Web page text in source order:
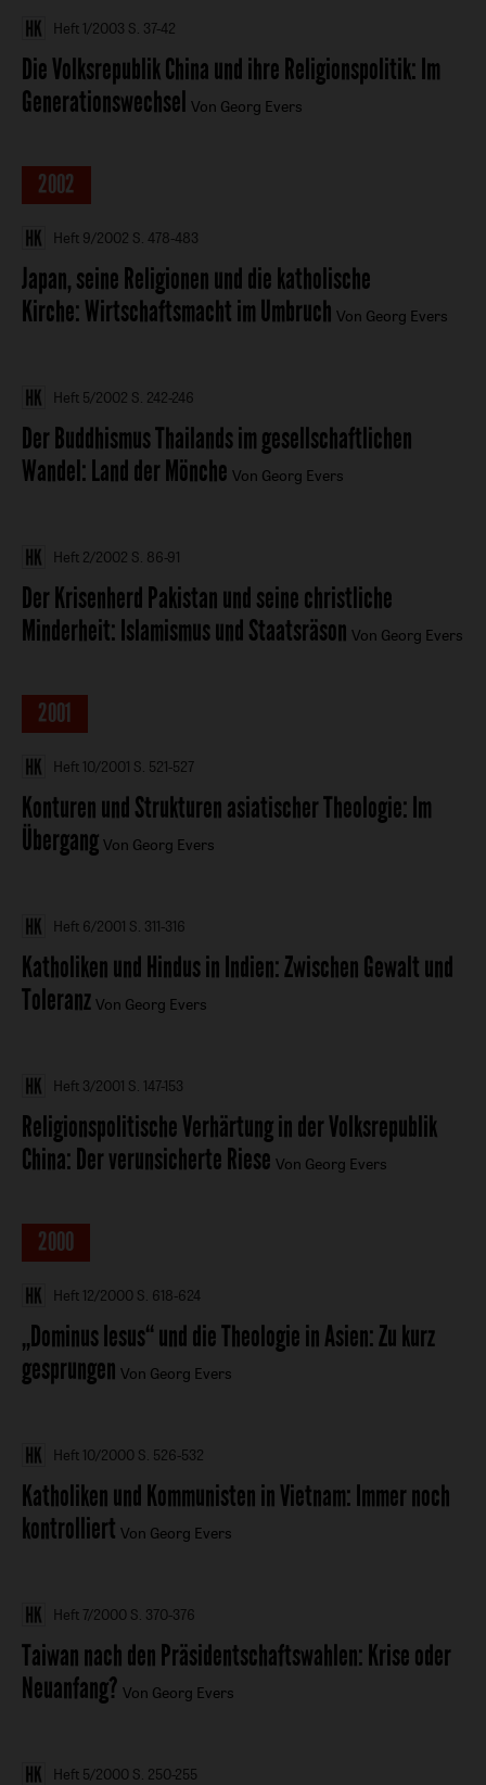
Heft 1/2003 S. 37-42
Die Volksrepublik China und ihre Religionspolitik:Im
Generationswechsel Von Georg Evers
2002
Heft 9/2002 S. 478-483
Japan, seine Religionen und die katholische
Kirche:Wirtschaftsmacht im Umbruch Von Georg Evers
Heft 5/2002 S. 242-246
Der Buddhismus Thailands im gesellschaftlichen
Wandel:Land der Mönche Von Georg Evers
Heft 2/2002 S. 86-91
Der Krisenherd Pakistan und seine christliche
Minderheit:Islamismus und Staatsräson Von Georg Evers
2001
Heft 10/2001 S. 521-527
Konturen und Strukturen asiatischer Theologie:Im
Übergang Von Georg Evers
Heft 6/2001 S. 311-316
Katholiken und Hindus in Indien:Zwischen Gewalt und
Toleranz Von Georg Evers
Heft 3/2001 S. 147-153
Religionspolitische Verhärtung in der Volksrepublik
China:Der verunsicherte Riese Von Georg Evers
2000
Heft 12/2000 S. 618-624
„Dominus Iesus“ und die Theologie in Asien:Zu kurz
gesprungen Von Georg Evers
Heft 10/2000 S. 526-532
Katholiken und Kommunisten in Vietnam:Immer noch
kontrolliert Von Georg Evers
Heft 7/2000 S. 370-376
Taiwan nach den Präsidentschaftswahlen:Krise oder
Neuanfang? Von Georg Evers
Heft 5/2000 S. 250-255